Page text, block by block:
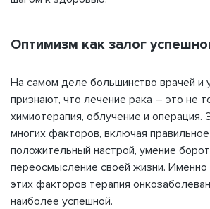
Оптимизм как залог
На самом деле большинство врачей и
признают, что лечение рака – это не
химиотерапия, облучение и операция.
многих факторов, включая правильное
положительный настрой, умение
переосмысление своей жизни. Именно
этих факторов терапия
наиболее успешной.